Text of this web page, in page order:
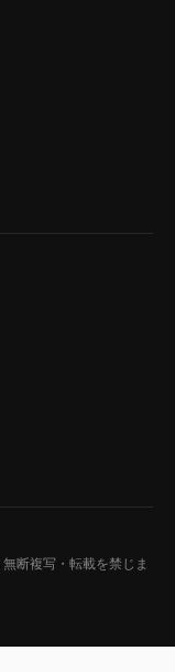
無断複写・転載を禁じま